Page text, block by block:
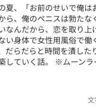
夏、「お前のせいで俺
ら、俺のペニスは勃た
なんだから、恋を取り上
い身体で女性用風俗で
だらだらと時間を潰し
していく話。 ※ムーンラ